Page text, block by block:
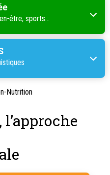
être, sports...
Nutrition
l’approche